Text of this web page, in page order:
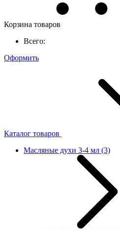
Корзина товаров
Всего:
Оформить
Каталог товаров
Масляные духи 3-4 мл (3)